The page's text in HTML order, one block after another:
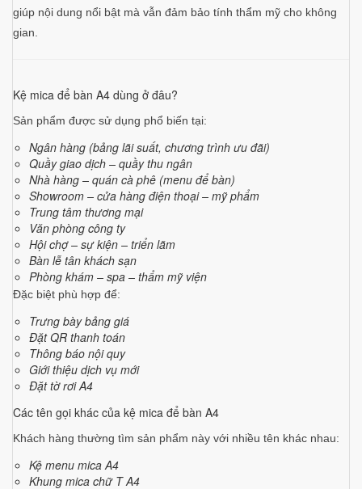
giúp nội dung nổi bật mà vẫn đảm bảo tính thẩm mỹ cho không
gian.
Kệ mica để bàn A4 dùng ở đâu?
Sản phẩm được sử dụng phổ biến tại:
Ngân hàng (bảng lãi suất, chương trình ưu đãi)
Quầy giao dịch – quầy thu ngân
Nhà hàng – quán cà phê (menu để bàn)
Showroom – cửa hàng điện thoại – mỹ phẩm
Trung tâm thương mại
Văn phòng công ty
Hội chợ – sự kiện – triển lãm
Bàn lễ tân khách sạn
Phòng khám – spa – thẩm mỹ viện
Đặc biệt phù hợp để:
Trưng bày bảng giá
Đặt QR thanh toán
Thông báo nội quy
Giới thiệu dịch vụ mới
Đặt tờ rơi A4
Các tên gọi khác của kệ mica để bàn A4
Khách hàng thường tìm sản phẩm này với nhiều tên khác nhau:
Kệ menu mica A4
Khung mica chữ T A4